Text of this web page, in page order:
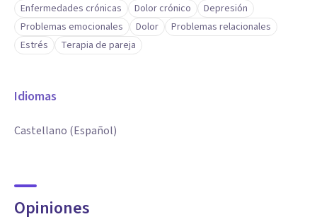
Enfermedades crónicas
Dolor crónico
Depresión
Problemas emocionales
Dolor
Problemas relacionales
Estrés
Terapia de pareja
Idiomas
Castellano (Español)
Opiniones